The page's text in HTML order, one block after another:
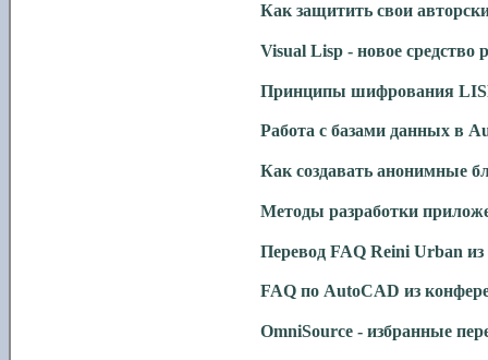
Как защитить свои
Visual Lisp - новое
Принципы шифрования
Работа с базами данных в
Как создавать анонимные
Методы разработки
ПереводFAQ Reini Urban из
FAQ по AutoCAD из
OmniSource - избранные